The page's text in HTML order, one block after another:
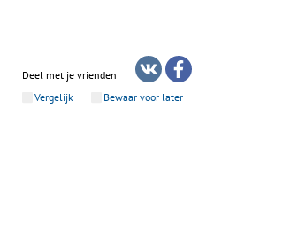
Deel met je vrienden
Vergelijk
Bewaar voor later